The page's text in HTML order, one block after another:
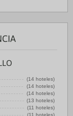
(14 hoteles)
(14 hoteles)
(14 hoteles)
(13 hoteles)
(11 hoteles)
(11 hoteles)